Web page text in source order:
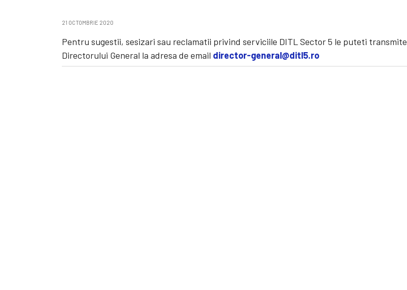
21 OCTOMBRIE 2020
Pentru sugestii, sesizari sau reclamatii privind serviciile DITL Sector 5 le puteti transmite
Directorului General la adresa de email director-general@ditl5.ro